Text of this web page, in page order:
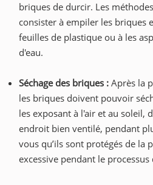
briques de durcir. Les
consister à empiler les briques
feuilles de plastique ou à les
d'eau.
Séchage des briques : Après la
les briques doivent pouvoir
les exposant à l'air et au soleil,
endroit bien ventilé, pendant
vous qu’ils sont protégés de la
excessive pendant le processus